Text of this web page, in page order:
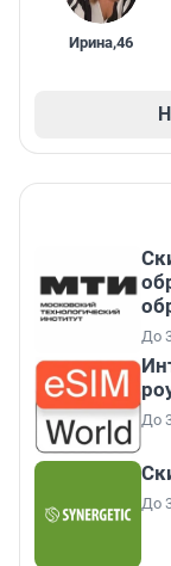
Ирина,46
До
До
До